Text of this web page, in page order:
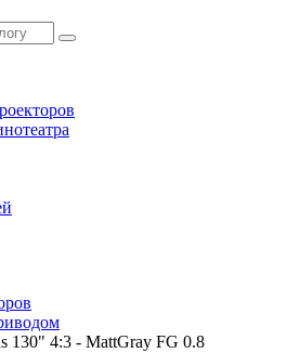
130" 4:3 - MattGray FG 0.8